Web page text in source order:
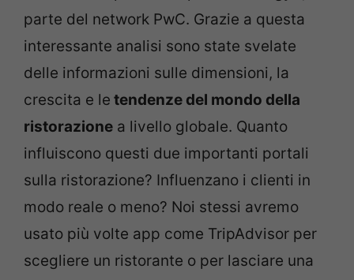
parte del network PwC. Grazie a questa
interessante analisi sono state svelate
delle informazioni sulle dimensioni, la
crescita e le tendenze del mondo della
ristorazione a livello globale. Quanto
influiscono questi due importanti portali
sulla ristorazione? Influenzano i clienti in
modo reale o meno? Noi stessi avremo
usato più volte app come TripAdvisor per
scegliere un ristorante o per lasciare una